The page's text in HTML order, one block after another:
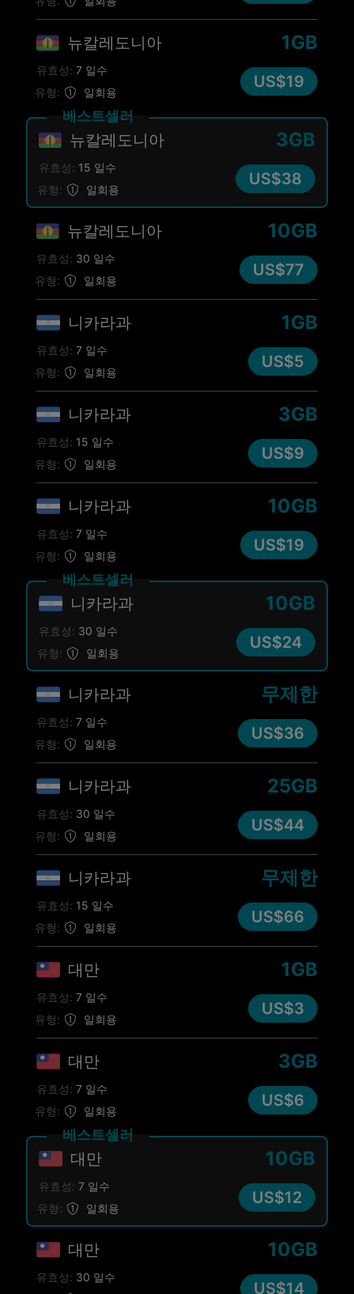
뉴칼레도니아
유형: 일회용
1GB
유효성: 7 일수
US$19
뉴칼레도니아
유형: 일회용
3GB
유효성: 15 일수
US$38
베스트셀러
뉴칼레도니아
유형: 일회용
10GB
유효성: 30 일수
US$77
니카라과
유형: 일회용
1GB
유효성: 7 일수
US$5
니카라과
유형: 일회용
3GB
유효성: 15 일수
US$9
니카라과
유형: 일회용
10GB
유효성: 7 일수
US$19
니카라과
유형: 일회용
10GB
유효성: 30 일수
US$24
베스트셀러
니카라과
유형: 일회용
무제한
유효성: 7 일수
US$36
니카라과
유형: 일회용
25GB
유효성: 30 일수
US$44
니카라과
유형: 일회용
무제한
유효성: 15 일수
US$66
대만
유형: 일회용
1GB
유효성: 7 일수
US$3
대만
유형: 일회용
3GB
유효성: 7 일수
US$6
대만
유형: 일회용
10GB
유효성: 7 일수
US$12
베스트셀러
대만 10GB
유효성: 30 일수
US$14